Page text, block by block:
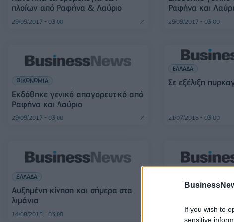
If you wish to
sensitive
πλοίων από Ραφήνα & Λαύριο
29/09/2017 - 03:00
Ραφήνα και
29/09/2017 - 03:00
ΟΙΚΟΝΟΜΙΑ
Εκδόθηκε γενικό απαγορευτικό από
Ραφήνα και Λαύριο
29/09/2017 - 03:00
ΕΛΛΑΔΑ
Σε εξέλιξη
21/07/2016 - 03:00
ΕΛΛΑΔΑ
Αυξημένη κίνηση και σήμερα στα
λιμάνια
14/08/2015 - 03:00
Αυξημένη
14/08/2015 - 03:00